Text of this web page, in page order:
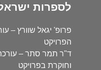
לספרות
פרופ' יגאל שוורץ –
הפרויקט
ד"ר תמר סתר –
וחוקרת בפרויקט